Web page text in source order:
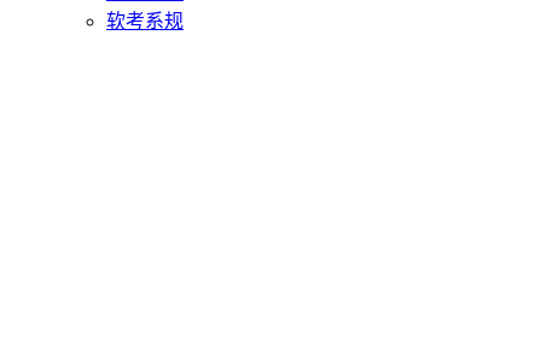
软考系规